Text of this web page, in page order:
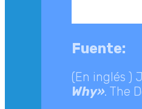
Fuente:
(En inglés )
Why». The